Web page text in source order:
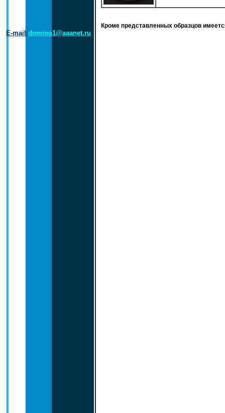
Кроме представленных образцов
E-mail:domino1@aaanet.ru